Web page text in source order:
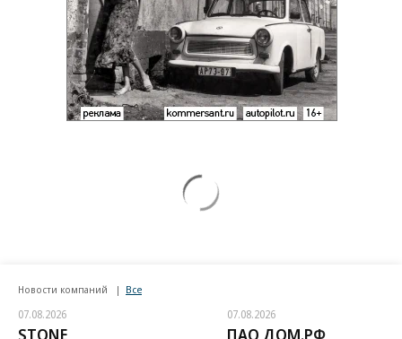
Новости компаний Все
07.08.2026
STONE
07.08.2026
ПАО ДОМ.РФ